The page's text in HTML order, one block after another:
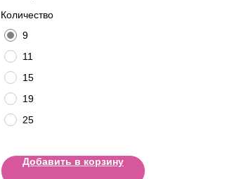
Количество
9
11
15
19
25
Добавить в корзину